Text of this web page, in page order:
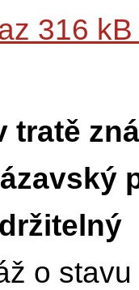
316
tratě
o